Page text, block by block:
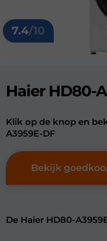
7.4/10
Haier HD80-
Klik op de knop en
A3959E-DF
Bekijk
De Haier HD80-